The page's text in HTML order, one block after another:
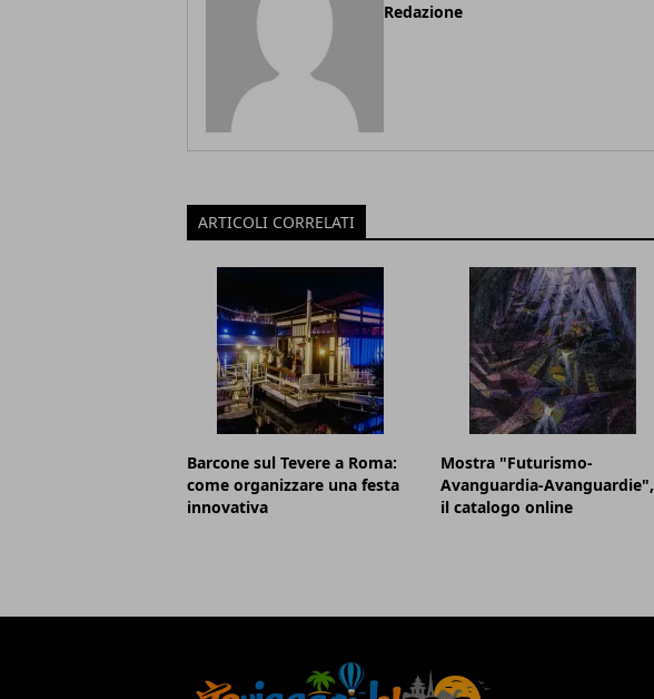
Redazione
ARTICOLI CORRELATI
Barcone sul Tevere a Roma:
come organizzare una festa
innovativa
Mostra "Futurismo-
Avanguardia-Avanguardie",
il catalogo online